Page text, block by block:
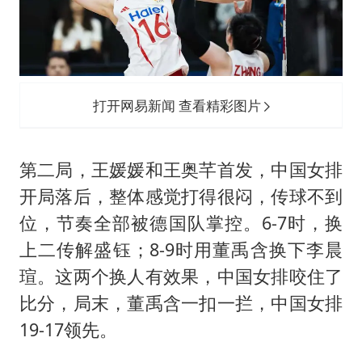
打开网易新闻 查看精彩图片
第二局，王媛媛和王奥芊首发，中国女排
开局落后，整体感觉打得很闷，传球不到
位，节奏全部被德国队掌控。6-7时，换
上二传解盛钰；8-9时用董禹含换下李晨
瑄。这两个换人有效果，中国女排咬住了
比分，局末，董禹含一扣一拦，中国女排
19-17领先。